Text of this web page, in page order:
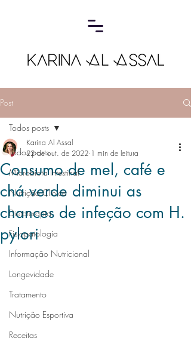
Post
Todos posts
Microbiota Intestinal
Nutrição Clínica
Dietoterapia
Fisiopatologia
Informação Nutricional
Longevidade
Tratamento
Nutrição Esportiva
Receitas
Todos posts
Consumo de mel, café e
chá verde diminui as
chances de infeção com H.
pylori
Karina Al Assal
22 de out. de 2022 1 min de leitura